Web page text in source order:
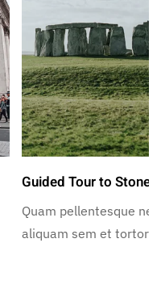
Guided Tour to
Quam pellentesque
aliquam sem et tortor.